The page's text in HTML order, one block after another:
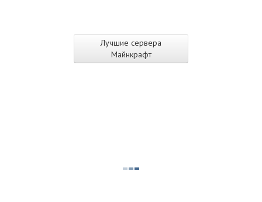
Лучшие сервера
Майнкрафт